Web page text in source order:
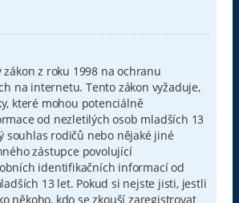
zákon z roku 1998 na ochranu
na internetu. Tento zákon vyžaduje,
které mohou potenciálně
od nezletilých osob mladších 13
souhlas rodičů nebo nějaké jiné
zástupce povolující
identifikačních informací od
13 let. Pokud si nejste jisti, jestli
někoho, kdo se zkouší zaregistrovat